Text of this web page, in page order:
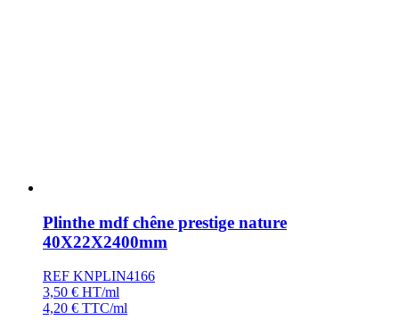
Plinthe mdf chêne prestige nature
40X22X2400mm
REF KNPLIN4166
3,50 € HT/ml
4,20 € TTC/ml